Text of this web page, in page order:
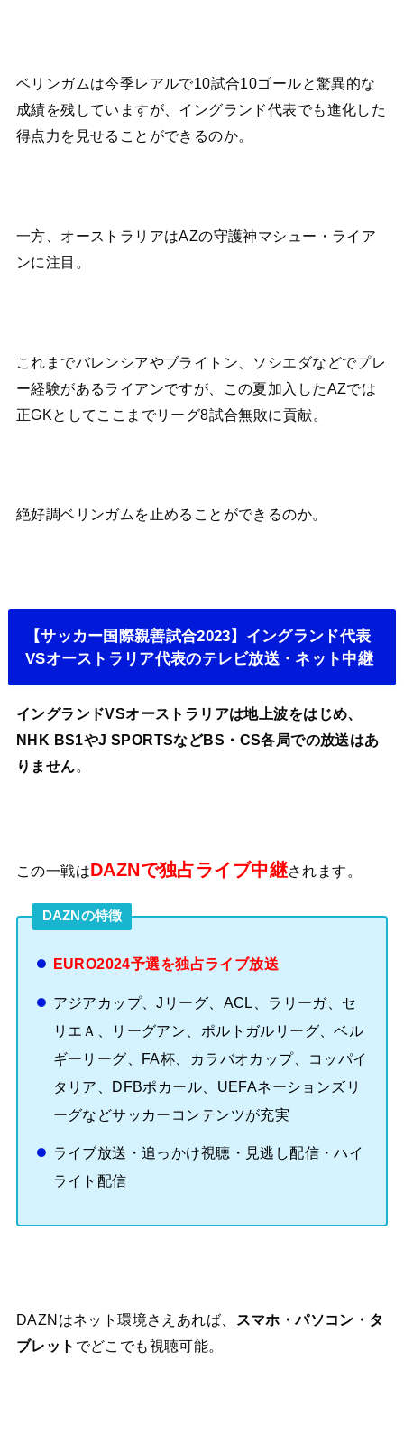
ベリンガムは今季レアルで10試合10ゴールと驚異的な
成績を残していますが、イングランド代表でも進化した
得点力を見せることができるのか。
一方、オーストラリアはAZの守護神マシュー・ライア
ンに注目。
これまでバレンシアやブライトン、ソシエダなどでプレ
ー経験があるライアンですが、この夏加入したAZでは
正GKとしてここまでリーグ8試合無敗に貢献。
絶好調ベリンガムを止めることができるのか。
【サッカー国際親善試合2023】イングランド代表
VSオーストラリア代表のテレビ放送・ネット中継
イングランドVSオーストラリアは地上波をはじめ、
NHK BS1やJ SPORTSなどBS・CS各局での放送はあ
りません。
この一戦はDAZNで独占ライブ中継されます。
DAZNの特徴
EURO2024予選を独占ライブ放送
アジアカップ、Jリーグ、ACL、ラリーガ、セ
リエＡ、リーグアン、ポルトガルリーグ、ベル
ギーリーグ、FA杯、カラバオカップ、コッパイ
タリア、DFBポカール、UEFAネーションズリ
ーグなどサッカーコンテンツが充実
ライブ放送・追っかけ視聴・見逃し配信・ハイ
ライト配信
DAZNはネット環境さえあれば、
スマホ・パソコン・タ
ブレット でどこでも視聴可能。